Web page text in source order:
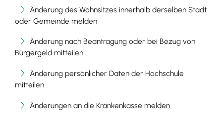
Änderung des Wohnsitzes innerhalb derselben Stadt
oder Gemeinde melden
Änderung nach Beantragung oder bei Bezug von
Bürgergeld mitteilen
Änderung persönlicher Daten der Hochschule
mitteilen
Änderungen an die Krankenkasse melden